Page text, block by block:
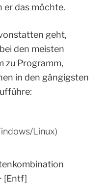
er das möchte.
geht,
den meisten
zu Programm,
in den gängigsten
Linux)
[Entf]